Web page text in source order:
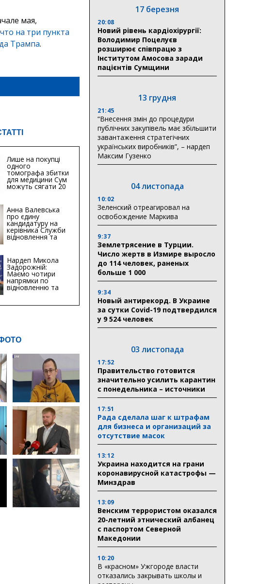
мая,
что на три пункта
Трампа.
Лише на покупці
одного
томографа збитки
для медицини Сум
можуть сягати 20
мільйонів гривень
Анна Валевська
про єдину
кандидатуру на
керівника Служби
відновлення та
інфраструктури у
Хіба...
Нардеп Микола
Задорожній:
Маємо чотири
напрямки по
відновленню та
будівництву
інфраструктури
17 березня
20:08
Новий рівень кардіохірургії:
Володимир Поцелуєв
розширює співпрацю з
Інститутом Амосова заради
пацієнтів Сумщини
13 грудня
21:45
“Внесення змін до процедури
публічних закупівель має збільшити
завантаження стратегічних
українських виробників”, – нардеп
Максим Гузенко
04 листопада
10:02
Зеленский отреагировал на
освобождение Маркива
9:37
Землетрясение в Турции.
Число жертв в Измире выросло
до 114 человек, раненых
больше 1 000
9:34
Новый антирекорд. В Украине
за сутки Covid-19 подтвердился
у 9 524 человек
03 листопада
17:52
Правительство готовится
значительно усилить карантин
с понедельника – источники
17:51
Рада сделала шаг к штрафам
для бизнеса и организаций за
отсутствие масок
13:12
Украина находится на грани
коронавирусной катастрофы —
Минздрав
13:09
Венским террористом оказался
20-летний этнический албанец
с паспортом Северной
Македонии
10:20
В «красном» Ужгороде власти
отказались закрывать школы и